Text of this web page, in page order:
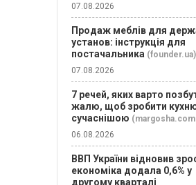
07.08.2026
Продаж меблів для
установ: інструкція для
постачальника (founder.ua)
07.08.2026
7 речей, яких варто
жалю, щоб зробити
сучаснішою
06.08.2026
ВВП України відновив
економіка додала 0,6% у
другому кварталі